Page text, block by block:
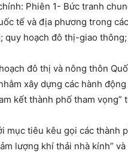
Phiên 1- Bức tranh
tế và địa phương trong
quy hoạch đô thị-giao
đô thị và nông thôn
xây dựng các hành
kết thành phố tham vọng”
mục tiêu kêu gọi các thành
lượng khí thải nhà kính”